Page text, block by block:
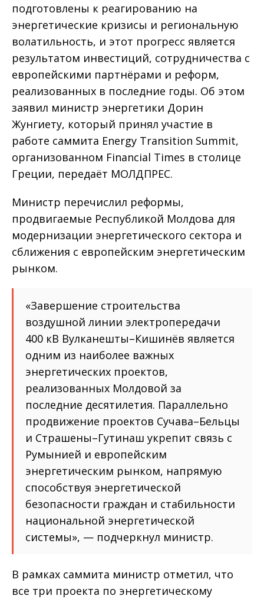
подготовлены к реагированию на
энергетические кризисы и региональную
волатильность, и этот прогресс является
результатом инвестиций, сотрудничества с
европейскими партнёрами и реформ,
реализованных в последние годы. Об этом
заявил министр энергетики Дорин
Жунгиету, который принял участие в
работе саммита Energy Transition Summit,
организованном Financial Times в столице
Греции, передаёт МОЛДПРЕС.
Министр перечислил реформы,
продвигаемые Республикой Молдова для
модернизации энергетического сектора и
сближения с европейским энергетическим
рынком.
«Завершение строительства
воздушной линии электропередачи
400 кВ Вулканешты–Кишинёв является
одним из наиболее важных
энергетических проектов,
реализованных Молдовой за
последние десятилетия. Параллельно
продвижение проектов Сучава–Бельцы
и Страшены–Гутинаш укрепит связь с
Румынией и европейским
энергетическим рынком, напрямую
способствуя энергетической
безопасности граждан и стабильности
национальной энергетической
системы», — подчеркнул министр.
В рамках саммита министр отметил, что
все три проекта по энергетическому